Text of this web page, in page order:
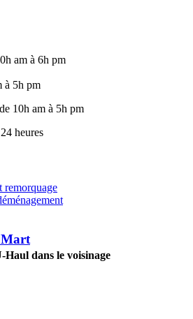
am à 6h pm
à 5h pm
10h am à 5h pm
heures
remorquage
Mart
Haul dans le voisinage